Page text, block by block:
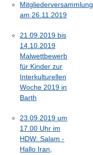
Mitgliederversammlung
am 26.11.2019
21.09.2019 bis
14.10.2019
Malwettbewerb
für Kinder zur
Interkulturellen
Woche 2019 in
Barth
23.09.2019 um
17.00 Uhr im
HDW: Salam -
Hallo Iran,